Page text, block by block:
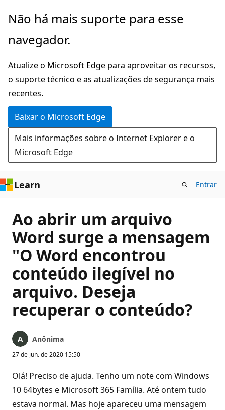
Pular
o
principal
Não há mais suporte para esse
navegador.
Atualize o Microsoft Edge para aproveitar os recursos,
o suporte técnico e as atualizações de segurança mais
recentes.
Baixar o Microsoft Edge
Mais informações sobre o Internet Explorer e o
Microsoft Edge
Learn Entrar
Ao abrir um arquivo
Word surge a mensagem
"O Word encontrou
conteúdo ilegível no
arquivo. Deseja
recuperar o conteúdo?
Anônima
27 de jun. de 2020 15:50
Olá! Preciso de ajuda. Tenho um note com Windows
10 64bytes e Microsoft 365 Família. Até ontem tudo
estava normal. Mas hoje apareceu uma mensagem